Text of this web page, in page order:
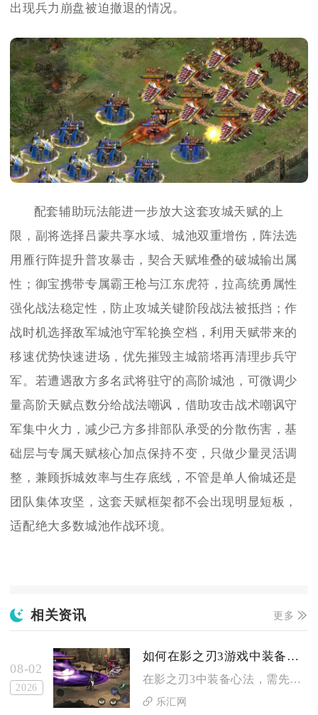
出现兵力崩盘被迫撤退的情况。
配套辅助玩法能进一步放大这套攻城天赋的上
限，副将选择吕蒙共享水域、城池双重增伤，阵法选
用雁行阵提升普攻暴击，契合天赋堆叠的破城输出属
性；御宝携带专属霸王枪与江东虎符，拉高统勇属性
强化战法稳定性，防止攻城关键阶段战法被抵挡；作
战时机选择敌军城池守军轮换空档，利用天赋带来的
移速优势快速进场，优先摧毁主城箭塔再清理步兵守
军。若遭遇敌方多名武将驻守的高阶城池，可微调少
量高阶天赋点数分给战法嘲讽，借助攻击战术嘲讽守
军集中火力，减少己方多排部队承受的分散伤害，基
础层与专属天赋核心加点保持不变，只做少量灵活调
整，兼顾拆城效率与生存底线，不管是单人偷城还是
团队集体攻坚，这套天赋框架都不会出现明显短板，
适配绝大多数城池作战环境。
相关资讯 更多
08-02
2026
如何在影之刃3游戏中装备心法
在影之刃3中装备心法，需先进入心法界面选择对应心法，再将其嵌...
乐汇网